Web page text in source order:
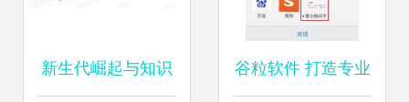
新生代崛起与知识 谷粒软件 打造专业